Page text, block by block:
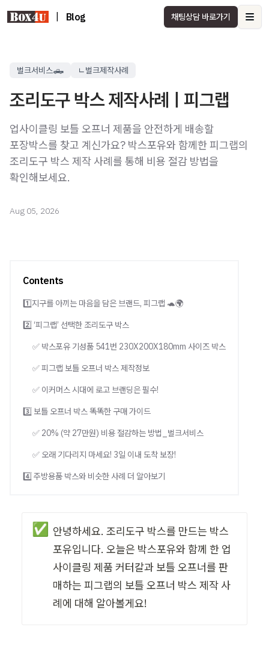
Blog 채팅상담 바로가기
벌크서비스🛻 ㄴ벌크제작사례
조리도구 박스 제작사례ㅣ피그랩
업사이클링 보틀 오프너 제품을 안전하게 배송할
포장박스를 찾고 계신가요? 박스포유와 함께한 피그랩의
조리도구 박스 제작 사례를 통해 비용 절감 방법을
확인해보세요.
Aug 05, 2026
Contents
1️⃣지구를 아끼는 마음을 담은 브랜드, 피그랩 🐢🌍
2️⃣ ‘피그랩’ 선택한 조리도구 박스
✅ 박스포유 기성품 541번 230X200X180mm 사이즈 박스
✅ 피그랩 보틀 오프너 박스 제작정보
✅ 이커머스 시대에 로고 브랜딩은 필수!
3️⃣ 보틀 오프너 박스 똑똑한 구매 가이드
✅ 20% (약 27만원) 비용 절감하는 방법_벌크서비스
✅ 오래 기다리지 마세요! 3일 이내 도착 보장!
4️⃣ 주방용품 박스와 비슷한 사례 더 알아보기
✅ 안녕하세요. 조리도구 박스를 만드는 박스
포유입니다. 오늘은 박스포유와 함께 한 업
사이클링 제품 커터칼과 보틀 오프너를 판
매하는 피그랩의 보틀 오프너 박스 제작 사
례에 대해 알아볼게요!